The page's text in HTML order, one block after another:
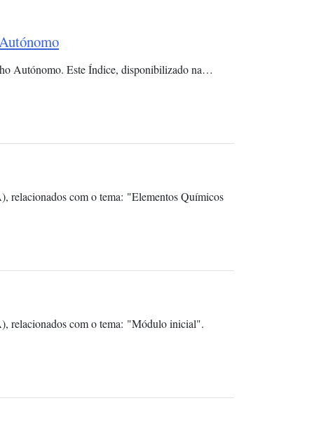
Autónomo. Este Índice, disponibilizado na…
relacionados com o tema: "Elementos Químicos
relacionados com o tema: "Módulo inicial".